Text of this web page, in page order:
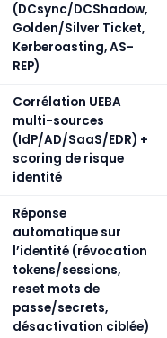
(DCsync/DCShadow,
Golden/Silver Ticket,
Kerberoasting, AS-
REP)
Corrélation UEBA
multi-sources
(IdP/AD/SaaS/EDR) +
scoring de risque
identité
Réponse
automatique sur
l’identité (révocation
tokens/sessions,
reset mots de
passe/secrets,
désactivation ciblée)